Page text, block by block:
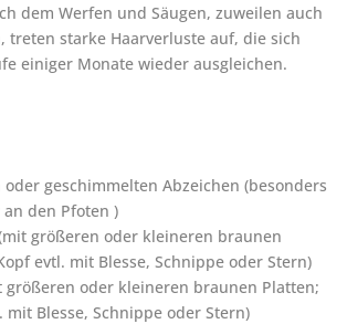
dem Werfen und Säugen, zuweilen auch
treten starke Haarverluste auf, die sich
einiger Monate wieder ausgleichen.
geschimmelten Abzeichen (besonders
den Pfoten )
größeren oder kleineren braunen
evtl. mit Blesse, Schnippe oder Stern)
größeren oder kleineren braunen Platten;
Blesse, Schnippe oder Stern)